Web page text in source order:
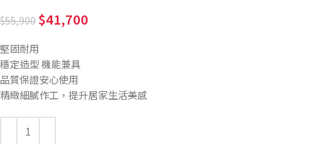
55,900 41,700
堅固耐用
穩定造型 機能兼具
品質保證安心使用
精緻細膩作工，提升居家生活美感